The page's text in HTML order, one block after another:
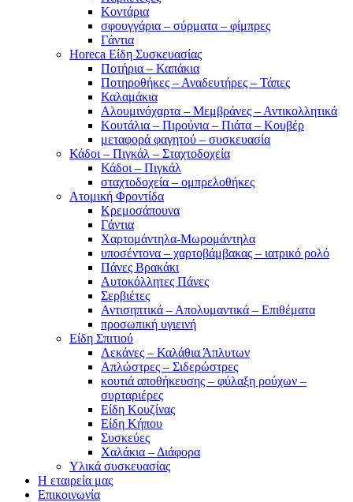
Κοντάρια
σφουγγάρια – σύρματα – φίμπρες
Γάντια
Horeca Είδη Συσκευασίας
Ποτήρια – Καπάκια
Ποτηροθήκες – Αναδευτήρες – Τάπες
Καλαμάκια
Αλουμινόχαρτα – Μεμβράνες – Αντικολλητικά
Κουτάλια – Πιρούνια – Πιάτα – Κουβέρ
μεταφορά φαγητού – συσκευασία
Κάδοι – Πιγκάλ – Σταχτοδοχεία
Κάδοι – Πιγκάλ
σταχτοδοχεία – ομπρελοθήκες
Ατομική Φροντίδα
Κρεμοσάπουνα
Γάντια
Χαρτομάντηλα-Μωρομάντηλα
υποσέντονα – χαρτοβάμβακας – ιατρικό ρολό
Πάνες Βρακάκι
Αυτοκόλλητες Πάνες
Σερβιέτες
Αντισηπτικά – Απολυμαντικά – Επιθέματα
προσωπική υγιεινή
Είδη Σπιτιού
Λεκάνες – Καλάθια Άπλυτων
Απλώστρες – Σιδερώστρες
κουτιά αποθήκευσης – φύλαξη ρούχων –
συρταριέρες
Είδη Κουζίνας
Είδη Κήπου
Συσκεύες
Χαλάκια – Διάφορα
Yλικά συσκευασίας
Η εταιρεία μας
Επικοινωνία